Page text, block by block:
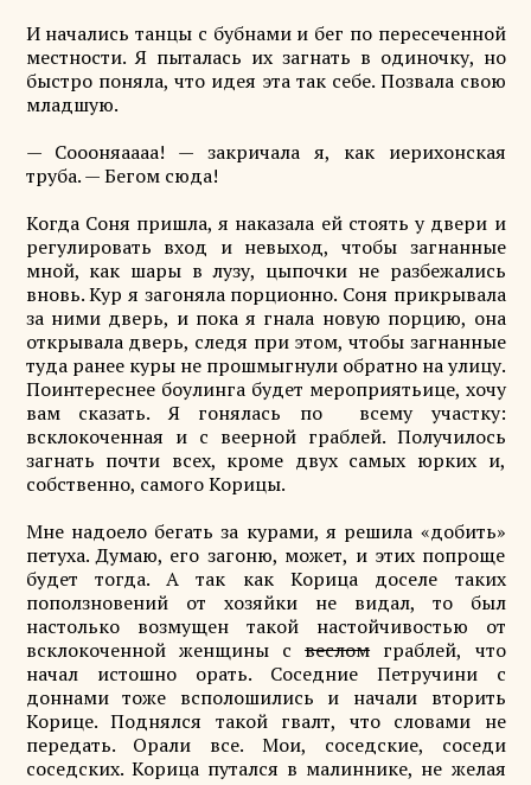
И начались танцы с бубнами и бег по пересеченной
местности. Я пыталась их загнать в одиночку, но
быстро поняла, что идея эта так себе. Позвала свою
младшую.
— Соооняаааа! — закричала я, как иерихонская
труба. — Бегом сюда!
Когда Соня пришла, я наказала ей стоять у двери и
регулировать вход и невыход, чтобы загнанные
мной, как шары в лузу, цыпочки не разбежались
вновь. Кур я загоняла порционно. Соня прикрывала
за ними дверь, и пока я гнала новую порцию, она
открывала дверь, следя при этом, чтобы загнанные
туда ранее куры не прошмыгнули обратно на улицу.
Поинтереснее боулинга будет мероприятьице, хочу
вам сказать. Я гонялась по всему участку:
всклокоченная и с веерной граблей. Получилось
загнать почти всех, кроме двух самых юрких и,
собственно, самого Корицы.
Мне надоело бегать за курами, я решила «добить»
петуха. Думаю, его загоню, может, и этих попроще
будет тогда. А так как Корица доселе таких
поползновений от хозяйки не видал, то был
настолько возмущен такой настойчивостью от
всклокоченной женщины свесломграблей, что
начал истошно орать. Соседние Петручини с
доннами тоже всполошились и начали вторить
Корице. Поднялся такой гвалт, что словами не
передать. Орали все. Мои, соседские, соседи
соседских. Корица путался в малиннике, не желая